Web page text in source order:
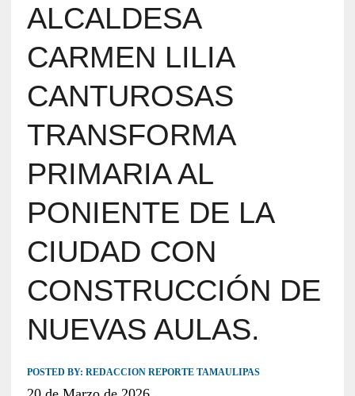
ALCALDESA
CARMEN LILIA
CANTUROSAS
TRANSFORMA
PRIMARIA AL
PONIENTE DE LA
CIUDAD CON
CONSTRUCCIÓN DE
NUEVAS AULAS.
POSTED BY: REDACCION REPORTE TAMAULIPAS